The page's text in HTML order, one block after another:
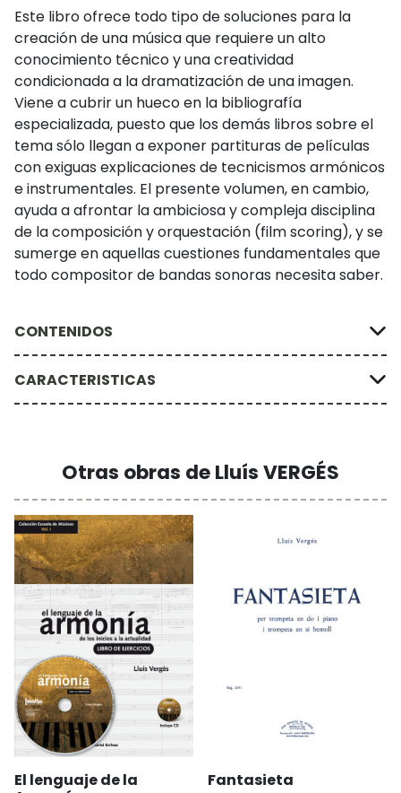
Este libro ofrece todo tipo de soluciones para la
creación de una música que requiere un alto
conocimiento técnico y una creatividad
condicionada a la dramatización de una imagen.
Viene a cubrir un hueco en la bibliografía
especializada, puesto que los demás libros sobre el
tema sólo llegan a exponer partituras de películas
con exiguas explicaciones de tecnicismos armónicos
e instrumentales. El presente volumen, en cambio,
ayuda a afrontar la ambiciosa y compleja disciplina
de la composición y orquestación (film scoring), y se
sumerge en aquellas cuestiones fundamentales que
todo compositor de bandas sonoras necesita saber.
CONTENIDOS
CARACTERISTICAS
Otras obras de Lluís VERGÉS
El lenguaje de la
Fantasieta